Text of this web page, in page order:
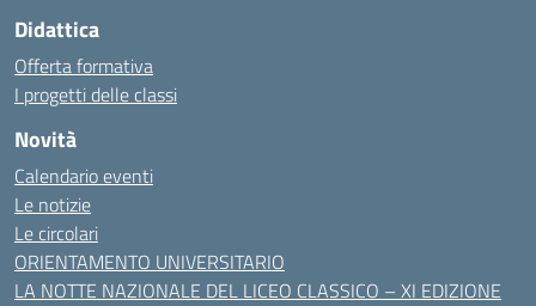
Didattica
Offerta formativa
I progetti delle classi
Novità
Calendario eventi
Le notizie
Le circolari
ORIENTAMENTO UNIVERSITARIO
LA NOTTE NAZIONALE DEL LICEO CLASSICO – XI EDIZIONE